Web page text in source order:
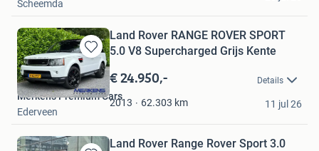
Scheemda
Bewaren
in
Mijn
Favorieten
Land Rover RANGE ROVER SPORT
5.0 V8 Supercharged Grijs Kente
€ 24.950,- Details
2013 62.303 km
Merkens Premium Cars
Ederveen
11 jul 26
Land Rover Range Rover Sport 3.0